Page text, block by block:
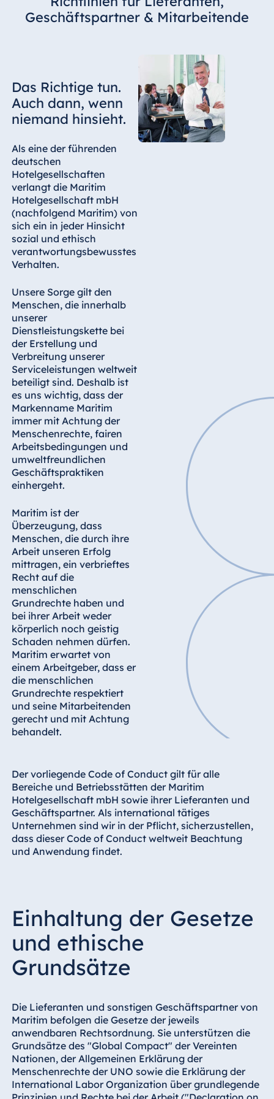
Hotel Darmstadt
Hotel am
Schlossgarten
Fulda
Hannover
Hotel Ingolstadt
Hotel Bellevue
Kiel
Hotel Köln
Hotel
Königswinter
Hotel Magdeburg
Hotel Stuttgart
Seehotel
Timmendorfer
Strand
TitiseeHotel
Titisee-Neustadt
Strandhotel
Travemünde
Hotel Ulm
Star-Apart Hansa
Hotel Wiesbaden
Hotel Würzburg
Ägypten
Jolie Ville Resort
& Casino Sharm
El Sheikh
Albanien
Hotel Plaza
Tirana
Resort Marina
Bay
Hotel Paradise
Blue Albena
Hotel Amelia
Hotel &
Conference
Center Taicang
Resort Calabria
Malta
Antonine Hotel &
Geschäftspartner & Mitarbeitende
Das Richtige tun.
Auch dann, wenn
niemand hinsieht.
Als eine der führenden
deutschen
Hotelgesellschaften
verlangt die Maritim
Hotelgesellschaft mbH
(nachfolgend Maritim) von
sich ein in jeder Hinsicht
sozial und ethisch
verantwortungsbewusstes
Verhalten.
Unsere Sorge gilt den
Menschen, die innerhalb
unserer
Dienstleistungskette bei
der Erstellung und
Verbreitung unserer
Serviceleistungen weltweit
beteiligt sind. Deshalb ist
es uns wichtig, dass der
Markenname Maritim
immer mit Achtung der
Menschenrechte, fairen
Arbeitsbedingungen und
umweltfreundlichen
Geschäftspraktiken
einhergeht.
Maritim ist der
Überzeugung, dass
Menschen, die durch ihre
Arbeit unseren Erfolg
mittragen, ein verbrieftes
Recht auf die
menschlichen
Grundrechte haben und
bei ihrer Arbeit weder
körperlich noch geistig
Schaden nehmen dürfen.
Maritim erwartet von
einem Arbeitgeber, dass er
die menschlichen
Grundrechte respektiert
und seine Mitarbeitenden
gerecht und mit Achtung
behandelt.
Der vorliegende Code of Conduct gilt für alle
Bereiche und Betriebsstätten der Maritim
Hotelgesellschaft mbH sowie ihrer Lieferanten und
Geschäftspartner. Als international tätiges
Unternehmen sind wir in der Pflicht, sicherzustellen,
dass dieser Code of Conduct weltweit Beachtung
und Anwendung findet.
Einhaltung der Gesetze
und ethische
Grundsätze
Die Lieferanten und sonstigen Geschäftspartner von
Maritim befolgen die Gesetze der jeweils
anwendbaren Rechtsordnung. Sie unterstützen die
Grundsätze des "Global Compact" der Vereinten
Nationen, der Allgemeinen Erklärung der
Menschenrechte der UNO sowie die Erklärung der
International Labor Organization über grundlegende